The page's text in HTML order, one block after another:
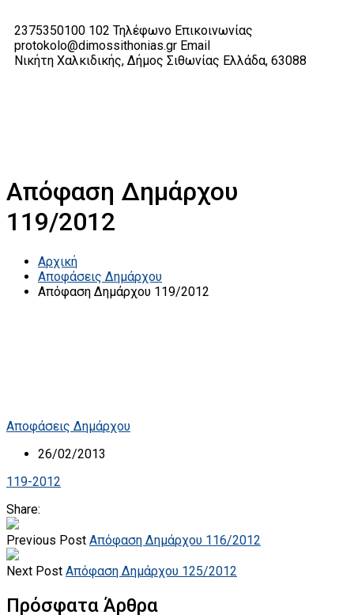
2375350100 102 Τηλέφωνο Επικοινωνίας
protokolo@dimossithonias.gr Email
Νικήτη Χαλκιδικής, Δήμος Σιθωνίας Ελλάδα, 63088
Απόφαση Δημάρχου
119/2012
Αρχική
Αποφάσεις Δημάρχου
Απόφαση Δημάρχου 119/2012
Αποφάσεις Δημάρχου
26/02/2013
119-2012
Share:
Previous Post Απόφαση Δημάρχου 116/2012
Next Post Απόφαση Δημάρχου 125/2012
Πρόσφατα Άρθρα